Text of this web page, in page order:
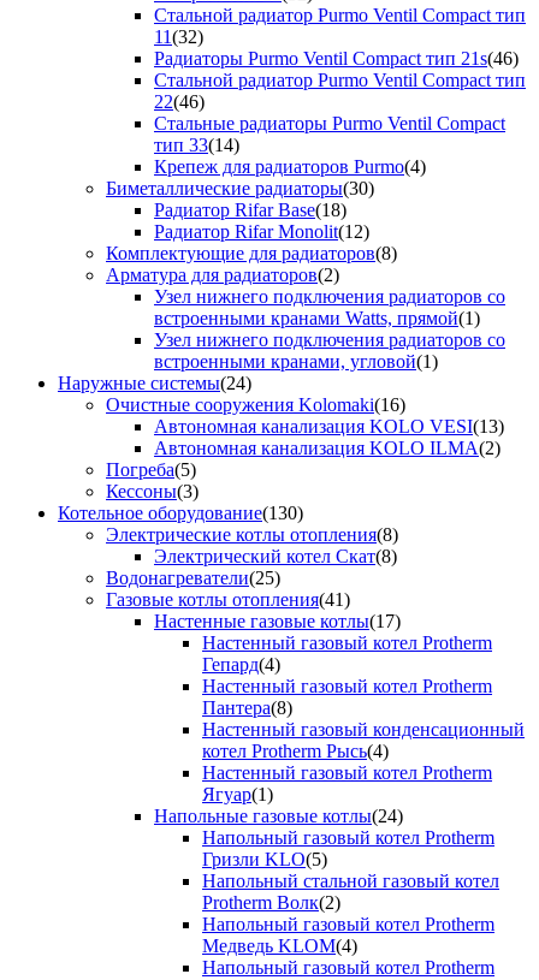
Стальной радиатор Purmo Ventil Compact тип
11(32)
Радиаторы Purmo Ventil Compact тип 21s(46)
Стальной радиатор Purmo Ventil Compact тип
22(46)
Стальные радиаторы Purmo Ventil Compact
тип 33(14)
Крепеж для радиаторов Purmo(4)
Биметаллические радиаторы(30)
Радиатор Rifar Base(18)
Радиатор Rifar Monolit(12)
Комплектующие для радиаторов(8)
Арматура для радиаторов(2)
Узел нижнего подключения радиаторов со
встроенными кранами Watts, прямой(1)
Узел нижнего подключения радиаторов со
встроенными кранами, угловой(1)
Наружные системы(24)
Очистные сооружения Kolomaki(16)
Автономная канализация KOLO VESI(13)
Автономная канализация KOLO ILMA(2)
Погреба(5)
Кессоны(3)
Котельное оборудование(130)
Электрические котлы отопления(8)
Электрический котел Скат(8)
Водонагреватели(25)
Газовые котлы отопления(41)
Настенные газовые котлы(17)
Настенный газовый котел Protherm
Гепард(4)
Настенный газовый котел Protherm
Пантера(8)
Настенный газовый конденсационный
котел Protherm Рысь(4)
Настенный газовый котел Protherm
Ягуар(1)
Напольные газовые котлы(24)
Напольный газовый котел Protherm
Гризли KLO(5)
Напольный стальной газовый котел
Protherm Волк(2)
Напольный газовый котел Protherm
Медведь KLOM(4)
Напольный газовый котел Protherm